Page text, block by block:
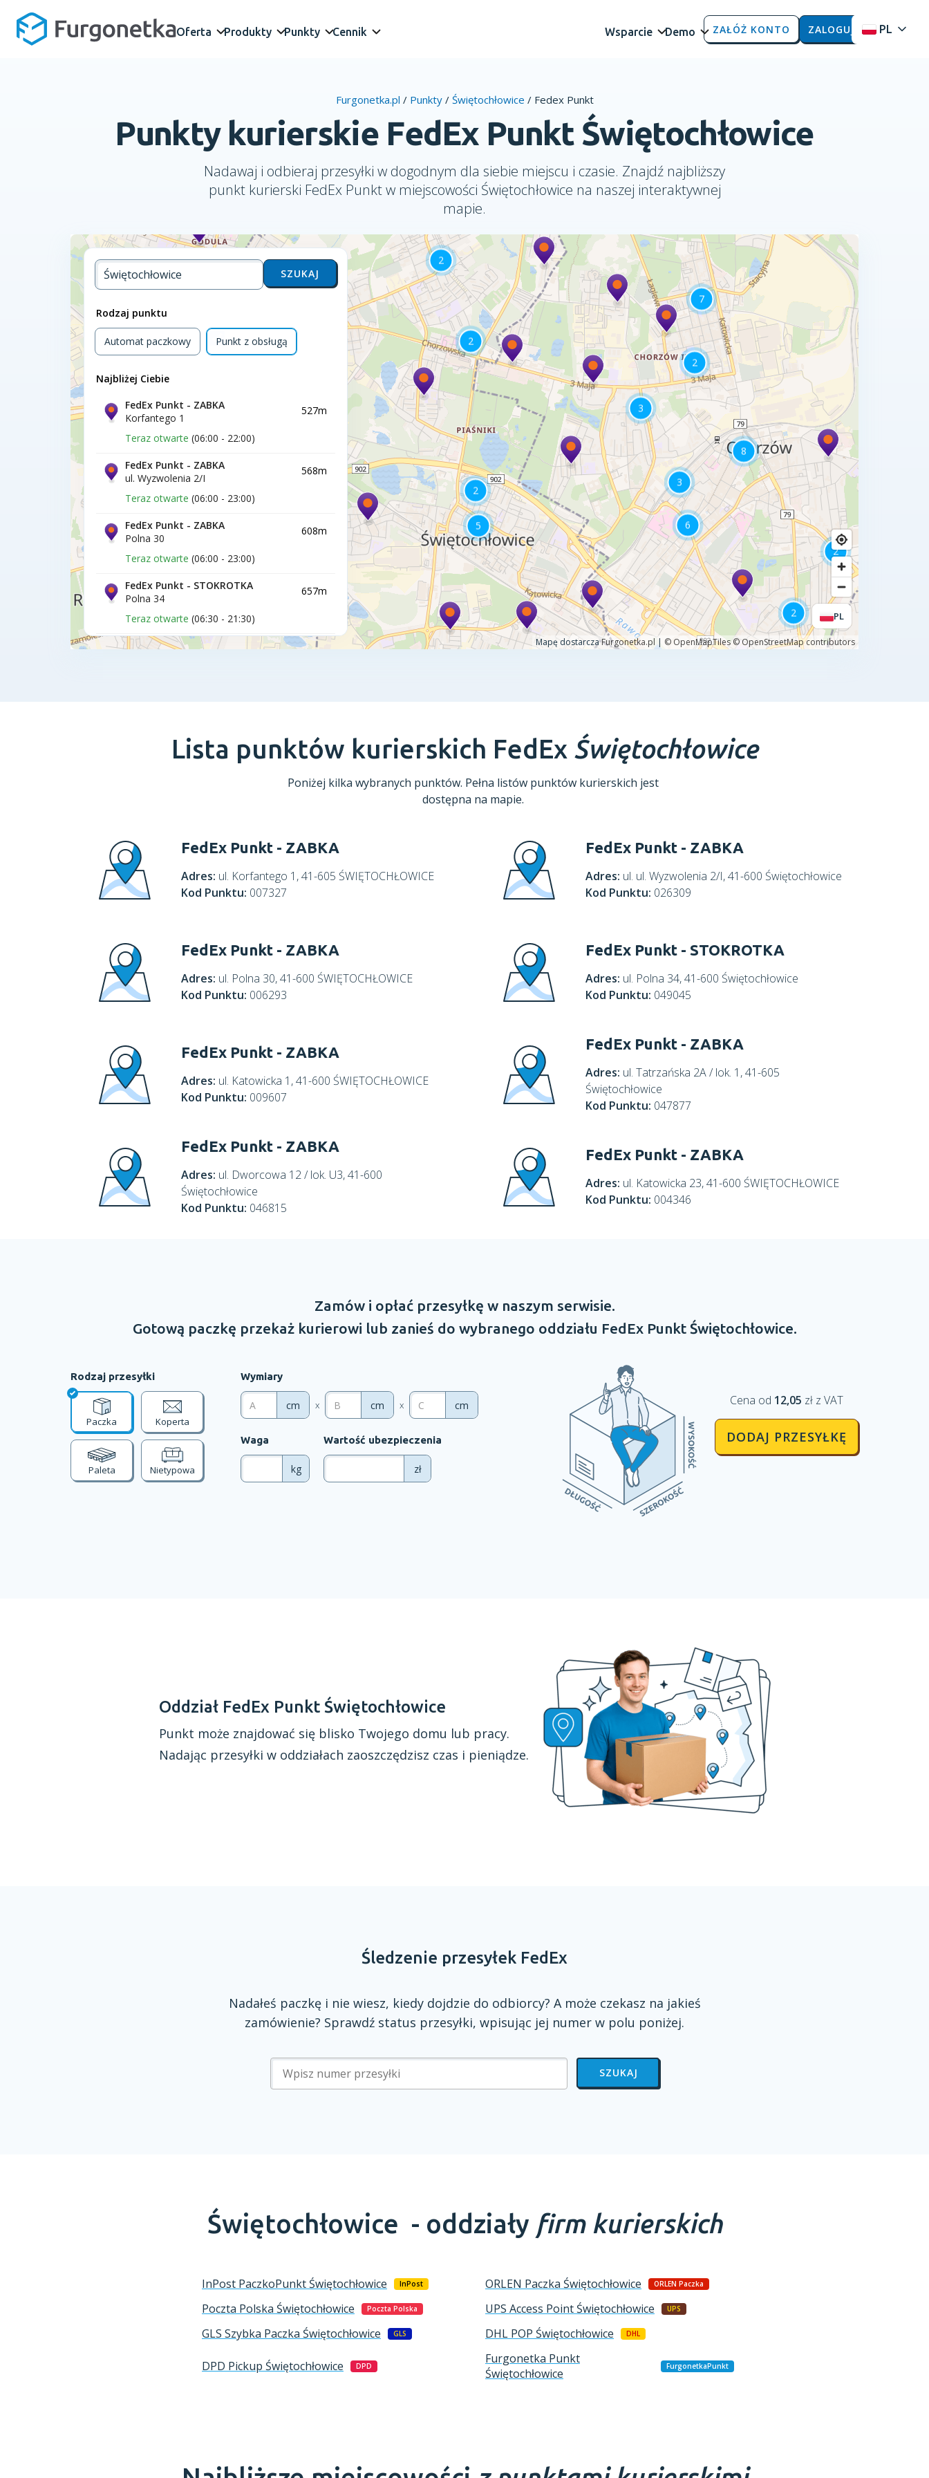
Oferta Produkty Punkty Cennik Wsparcie Demo ZAŁÓŻ KONTO ZALOGUJ PL
Furgonetka.pl / Punkty / Świętochłowice / Fedex Punkt
Punkty kurierskie FedEx Punkt Świętochłowice
Nadawaj i odbieraj przesyłki w dogodnym dla siebie miejscu i czasie. Znajdź najbliższy
punkt kurierski FedEx Punkt w miejscowości Świętochłowice na naszej interaktywnej
mapie.
Lista punktów kurierskich FedEx Świętochłowice
Poniżej kilka wybranych punktów. Pełna listów punktów kurierskich jest
dostępna na mapie.
FedEx Punkt - ZABKA
Adres: ul. Korfantego 1, 41-605 ŚWIĘTOCHŁOWICE
Kod Punktu: 007327
FedEx Punkt - ZABKA
Adres: ul. ul. Wyzwolenia 2/I, 41-600 Świętochłowice
Kod Punktu: 026309
FedEx Punkt - ZABKA
Adres: ul. Polna 30, 41-600 ŚWIĘTOCHŁOWICE
Kod Punktu: 006293
FedEx Punkt - STOKROTKA
Adres: ul. Polna 34, 41-600 Świętochłowice
Kod Punktu: 049045
FedEx Punkt - ZABKA
Adres: ul. Katowicka 1, 41-600 ŚWIĘTOCHŁOWICE
Kod Punktu: 009607
FedEx Punkt - ZABKA
Adres: ul. Tatrzańska 2A / lok. 1, 41-605
Świętochłowice
Kod Punktu: 047877
FedEx Punkt - ZABKA
Adres: ul. Dworcowa 12 / lok. U3, 41-600
Świętochłowice
Kod Punktu: 046815
FedEx Punkt - ZABKA
Adres: ul. Katowicka 23, 41-600 ŚWIĘTOCHŁOWICE
Kod Punktu: 004346
Zamów i opłaćprzesyłkę w naszym serwisie.
Gotową paczkę przekaż kurierowi lub zanieś do wybranego oddziału FedEx Punkt Świętochłowice.
Rodzaj przesyłki
Paczka Koperta
Paleta Nietypowa
Wymiary
cm x cm x cm
Waga
kg
Wartość ubezpieczenia
zł
Cena od 12,05 zł z VAT
DODAJ PRZESYŁKĘ
Oddział FedEx Punkt Świętochłowice
Punkt może znajdować się blisko Twojego domu lub pracy.
Nadając przesyłki w oddziałach zaoszczędzisz czas i pieniądze.
Śledzenie przesyłek FedEx
Nadałeś paczkę i nie wiesz, kiedy dojdzie do odbiorcy? A może czekasz na jakieś
zamówienie? Sprawdź status przesyłki, wpisując jej numer w polu poniżej.
SZUKAJ
Świętochłowice - oddziały firm kurierskich
InPost PaczkoPunktŚwiętochłowice InPost ORLEN Paczka Świętochłowice ORLEN Paczka
Poczta Polska Świętochłowice Poczta Polska UPS Access PointŚwiętochłowice UPS
GLS Szybka Paczka Świętochłowice GLS DHL POP Świętochłowice DHL
DPD Pickup Świętochłowice DPD
Furgonetka Punkt
Świętochłowice
FurgonetkaPunkt